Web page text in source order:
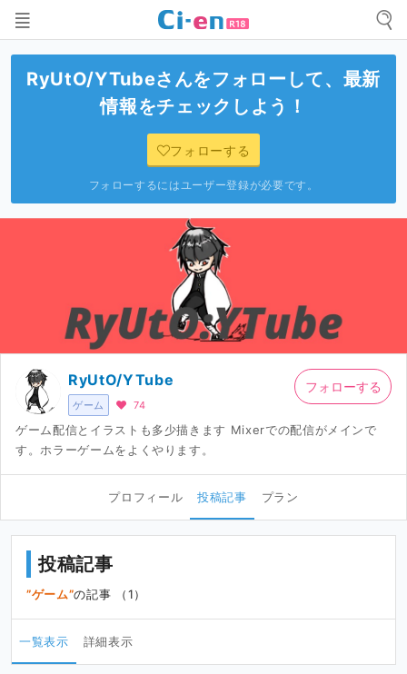
RyUtO/YTubeさんをフォローして、最新
情報をチェックしよう！
フォローする
フォローするにはユーザー登録が必要です。
ゲーム
RyUtO/YTube
74
ゲーム配信とイラストも多少描きます Mixerでの配信がメインで
す。ホラーゲームをよくやります。
フォローする
プロフィール 投稿記事 プラン
投稿記事
ゲーム の記事 （1）
一覧表示 詳細表示